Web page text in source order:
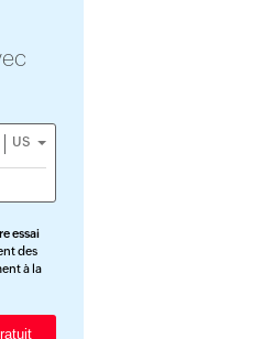
US
essai
des
à la